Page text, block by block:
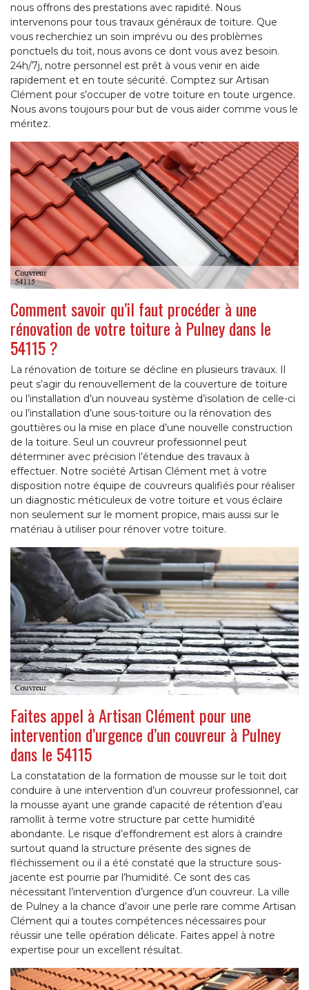
nous offrons des prestations avec rapidité. Nous
intervenons pour tous travaux généraux de toiture. Que
vous recherchiez un soin imprévu ou des problèmes
ponctuels du toit, nous avons ce dont vous avez besoin.
24h/7j, notre personnel est prêt à vous venir en aide
rapidement et en toute sécurité. Comptez sur Artisan
Clément pour s’occuper de votre toiture en toute urgence.
Nous avons toujours pour but de vous aider comme vous le
méritez.
Comment savoir qu’il faut procéder à une
rénovation de votre toiture à Pulney dans le
54115 ?
La rénovation de toiture se décline en plusieurs travaux. Il
peut s’agir du renouvellement de la couverture de toiture
ou l’installation d’un nouveau système d’isolation de celle-ci
ou l’installation d’une sous-toiture ou la rénovation des
gouttières ou la mise en place d’une nouvelle construction
de la toiture. Seul un couvreur professionnel peut
déterminer avec précision l’étendue des travaux à
effectuer. Notre société Artisan Clément met à votre
disposition notre équipe de couvreurs qualifiés pour réaliser
un diagnostic méticuleux de votre toiture et vous éclaire
non seulement sur le moment propice, mais aussi sur le
matériau à utiliser pour rénover votre toiture.
Faites appel à Artisan Clément pour une
intervention d’urgence d’un couvreur à Pulney
dans le 54115
La constatation de la formation de mousse sur le toit doit
conduire à une intervention d’un couvreur professionnel, car
la mousse ayant une grande capacité de rétention d’eau
ramollit à terme votre structure par cette humidité
abondante. Le risque d’effondrement est alors à craindre
surtout quand la structure présente des signes de
fléchissement ou il a été constaté que la structure sous-
jacente est pourrie par l’humidité. Ce sont des cas
nécessitant l’intervention d’urgence d’un couvreur. La ville
de Pulney a la chance d’avoir une perle rare comme Artisan
Clément qui a toutes compétences nécessaires pour
réussir une telle opération délicate. Faites appel à notre
expertise pour un excellent résultat.